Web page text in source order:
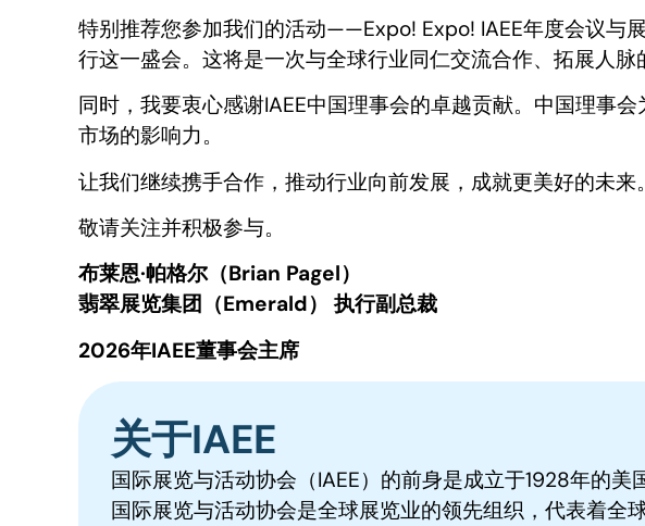
特别推荐您参加我们的活动——Expo! Expo! IAEE年度会议与
行这一盛会。这将是一次与全球行业同仁交流合作、拓展人
同时，我要衷心感谢IAEE中国理事会的卓越贡献。中国理事
市场的影响力。
让我们继续携手合作，推动行业向前发展，成就更美好的未来。
敬请关注并积极参与。
布莱恩·帕格尔（Brian Pagel）
翡翠展览集团（Emerald） 执行副总裁
2026年IAEE董事会主席
关于IAEE
国际展览与活动协会（IAEE）的前身是成立于1928年的
国际展览与活动协会是全球展览业的领先组织，代表着